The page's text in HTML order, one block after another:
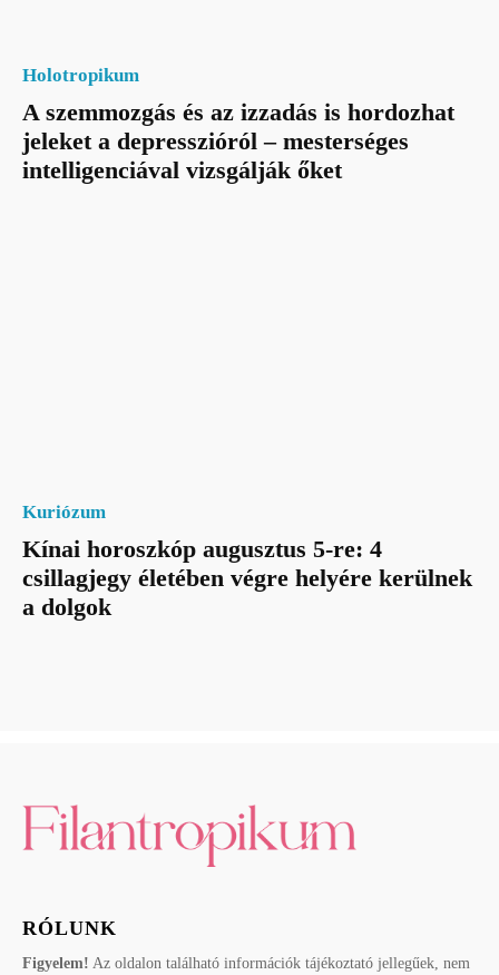
Holotropikum
A szemmozgás és az izzadás is hordozhat
jeleket a depresszióról – mesterséges
intelligenciával vizsgálják őket
Kuriózum
Kínai horoszkóp augusztus 5-re: 4
csillagjegy életében végre helyére kerülnek
a dolgok
RÓLUNK
Figyelem! Az oldalon található információk tájékoztató jellegűek, nem